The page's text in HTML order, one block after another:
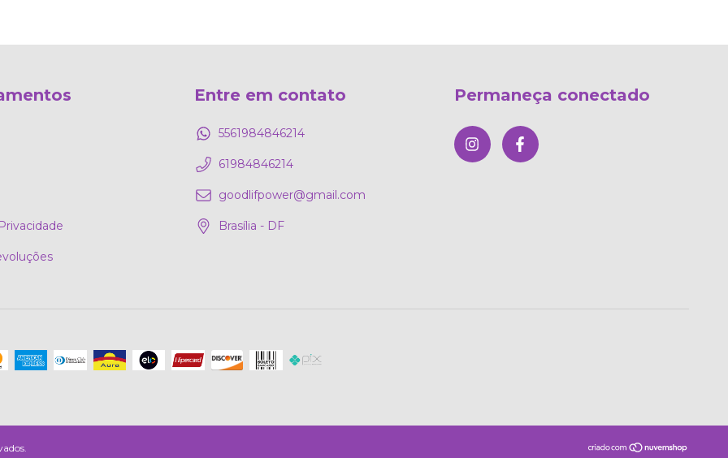
Entre em contato
5561984846214
61984846214
goodlifpower@gmail.com
Brasília - DF
Permaneça conectado